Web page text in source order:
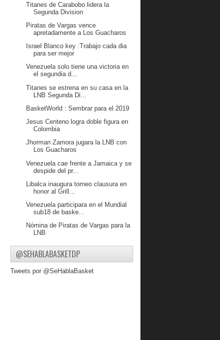
Titanes de Carabobo lidera la
Segunda Division
Piratas de Vargas vence
apretadamente a Los Guacharos
Israel Blanco key :Trabajo cada dia
para ser mejor
Venezuela solo tiene una victoria en
el segundia d...
Titanes se estrena en su casa en la
LNB Segunda Di...
BasketWorld : Sembrar para el 2019
Jesus Centeno logra doble figura en
Colombia
Jhorman Zamora jugara la LNB con
Los Guacharos
Venezuela cae frente a Jamaica y se
despide del pr...
Libalca inaugura torneo clausura en
honor al Grill...
Venezuela participara en el Mundial
sub18 de baske...
Nómina de Piratas de Vargas para la
LNB
Titanes visita a Leopardos en Aragua
Clausura de LIBALCA en honor a
José "Grillito" Vargas
@SEHABLABASKETDP
Tweets por @SeHablaBasket